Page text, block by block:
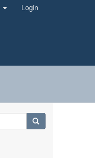
Login